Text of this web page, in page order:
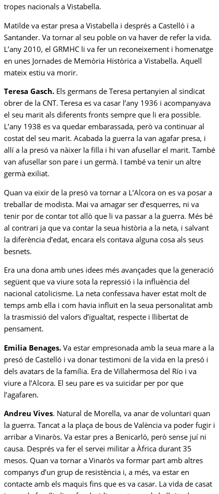
tropes nacionals a Vistabella.
Matilde va estar presa a Vistabella i després a Castelló i a
Santander. Va tornar al seu poble on va haver de refer la vida.
L’any 2010, el GRMHC li va fer un reconeixement i homenatge
en unes Jornades de Memòria Històrica a Vistabella. Aquell
mateix estiu va morir.
Teresa Gasch. Els germans de Teresa pertanyien al sindicat
obrer de la CNT. Teresa es va casar l’any 1936 i acompanyava
el seu marit als diferents fronts sempre que li era possible.
L’any 1938 es va quedar embarassada, però va continuar al
costat del seu marit. Acabada la guerra la van agafar presa, i
allí a la presó va nàixer la filla i hi van afusellar el marit. També
van afusellar son pare i un germà. I també va tenir un altre
germà exiliat.
Quan va eixir de la presó va tornar a L’Alcora on es va posar a
treballar de modista. Mai va amagar ser d’esquerres, ni va
tenir por de contar tot allò que li va passar a la guerra. Més bé
al contrari ja que va contar la seua història a la neta, i salvant
la diferència d’edat, encara els contava alguna cosa als seus
besnets.
Era una dona amb unes idees més avançades que la generació
següent que va viure sota la repressió i la influència del
nacional catolicisme. La neta confessava haver estat molt de
temps amb ella i com havia influït en la seua personalitat amb
la trasmissió del valors d’igualtat, respecte i llibertat de
pensament.
Emilia Benages. Va estar empresonada amb la seua mare a la
presó de Castelló i va donar testimoni de la vida en la presó i
dels avatars de la família. Era de Villahermosa del Río i va
viure a l’Alcora. El seu pare es va suïcidar per por que
l’agafaren.
Andreu Vives. Natural de Morella, va anar de voluntari quan
la guerra. Tancat a la plaça de bous de València va poder fugir i
arribar a Vinaròs. Va estar pres a Benicarló, però sense juí ni
causa. Després va fer el servei militar a Àfrica durant 35
mesos. Quan va tornar a Vinaròs va formar part amb altres
companys d’un grup de resistència i, a més, va estar en
contacte amb els maquis fins que es va casar. La vida de casat